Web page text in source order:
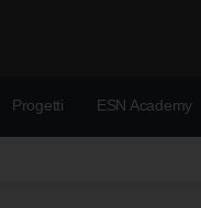
Progetti ESN Academy